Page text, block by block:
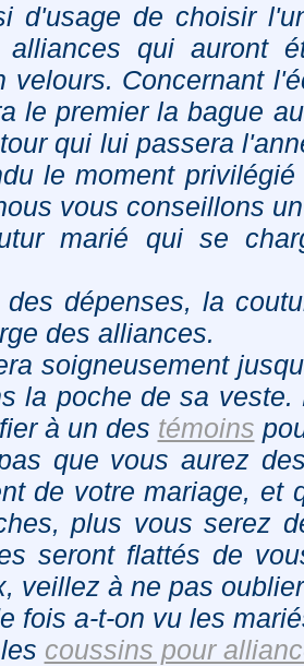
d'usage de choisir
qui auront
velours. Concernant
le premier la bague
qui lui passera
le moment
vous conseillons
marié qui se
des dépenses, la
des alliances.
soigneusement
la poche de sa
à un des témoins
que vous aurez
de votre mariage, et
plus vous serez
seront flattés de
veillez à ne pas
fois a-t-on vu les
coussins pour